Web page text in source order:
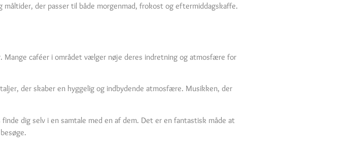
der passer til både morgenmad, frokost og eftermiddagskaffe.
caféer i området vælger nøje deres indretning og atmosfære for
der skaber en hyggelig og indbydende atmosfære. Musikken, der
dig selv i en samtale med en af dem. Det er en fantastisk måde at